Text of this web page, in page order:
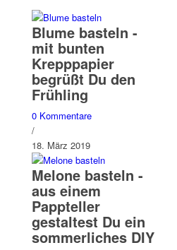
Blume basteln -
mit bunten
Krepppapier
begrüßt Du den
Frühling
0 Kommentare
/
18. März 2019
Melone basteln -
aus einem
Pappteller
gestaltest Du ein
sommerliches DIY